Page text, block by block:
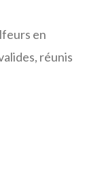
en
réunis